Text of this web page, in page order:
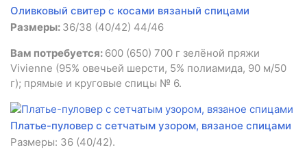
Оливковый свитер с косами вязаный спицами
Размеры: 36/38 (40/42) 44/46
Вам потребуется: 600 (650) 700 г зелёной пряжи
Vivienne (95% овечьей шерсти, 5% полиамида, 90 м/50
г); прямые и круговые спицы № 6.
Платье-пуловер с сетчатым узором, вязаное спицами
Размеры: З6 (40/42).